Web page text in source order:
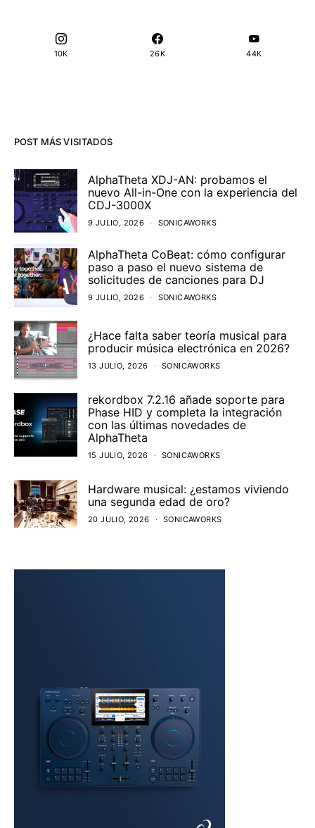
10K 26K 44K
POST MÁS VISITADOS
AlphaTheta XDJ-AN: probamos el
nuevo All-in-One con la experiencia del
CDJ-3000X
9 JULIO, 2026 SONICAWORKS
AlphaTheta CoBeat: cómo configurar
paso a paso el nuevo sistema de
solicitudes de canciones para DJ
9 JULIO, 2026 SONICAWORKS
¿Hace falta saber teoría musical para
producir música electrónica en 2026?
13 JULIO, 2026 SONICAWORKS
rekordbox 7.2.16 añade soporte para
Phase HID y completa la integración
con las últimas novedades de
AlphaTheta
15 JULIO, 2026 SONICAWORKS
Hardware musical: ¿estamos viviendo
una segunda edad de oro?
20 JULIO, 2026 SONICAWORKS